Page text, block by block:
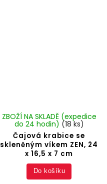
Čajová krabice se
skleněným víkem ZEN, 24
x 16,5 x 7 cm
ZBOŽÍ NA SKLADĚ (expedice
do 24 hodin) (18 ks)
Do košíku